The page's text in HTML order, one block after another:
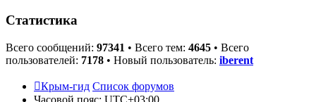
Статистика
Всего сообщений: 97341 • Всего тем: 4645 • Всего
пользователей: 7178 • Новый пользователь: iberent
Крым-гид Список форумов
Часовой пояс: UTC+03:00